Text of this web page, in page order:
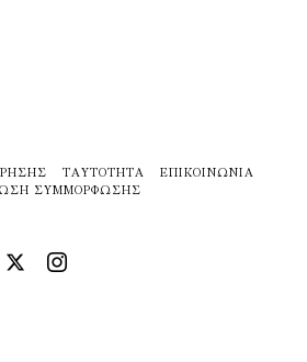
ΤΑΥΤΌΤΗΤΑ
ΕΠΙΚΟΙΝΩΝΊΑ
ΣΥΜΜΌΡΦΩΣΗΣ